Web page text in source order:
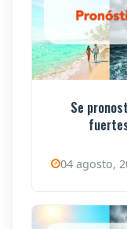
Se
04 agosto,